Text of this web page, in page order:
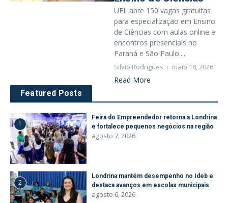
UEL abre 150 vagas gratuitas
para especialização em Ensino
de Ciências com aulas online e
encontros presenciais no
Paraná e São Paulo....
Silvio Rodrigues maio 18, 2026
Read More
Featured Posts
1
Feira do Empreendedor retorna a Londrina
e fortalece pequenos negócios na região
agosto 7, 2026
2
Londrina mantém desempenho no Ideb e
destaca avanços em escolas municipais
agosto 6, 2026